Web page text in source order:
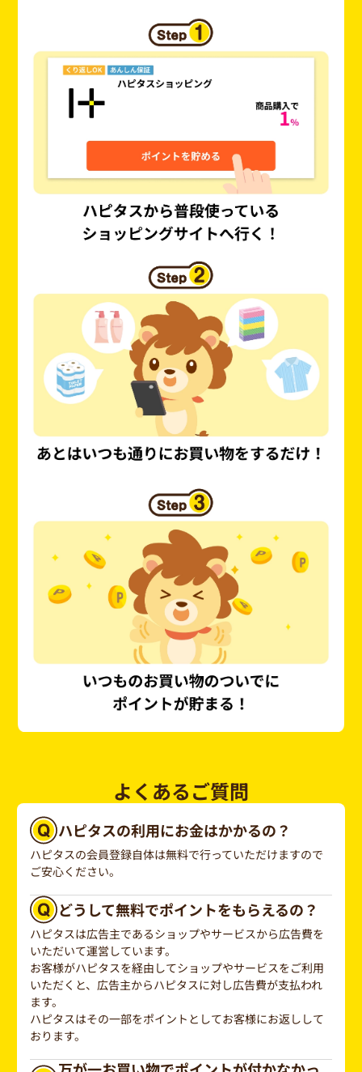
よくあるご質問
ハピタスの利用にお金はかかるの？
ハピタスの会員登録自体は無料で行っていただけますので
ご安心ください。
どうして無料でポイントをもらえるの？
ハピタスは広告主であるショップやサービスから広告費を
いただいて運営しています。
お客様がハピタスを経由してショップやサービスをご利用
いただくと、広告主からハピタスに対し広告費が支払われ
ます。
ハピタスはその一部をポイントとしてお客様にお返しして
おります。